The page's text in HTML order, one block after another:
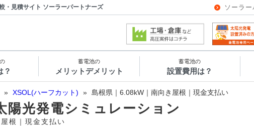
・見積サイト ソーラーパートナーズ ソーラ
？
蓄電池の
メリットデメリット
蓄電池の
設置費用は？
» XSOL(ハーフカット) » 島根県｜6.08kW｜南向き屋根｜現金支払い
陽光発電シミュレーション
根｜現金支払い